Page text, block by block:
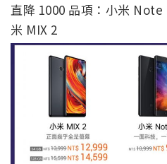
直降 1000 品項：小米
米 MIX 2